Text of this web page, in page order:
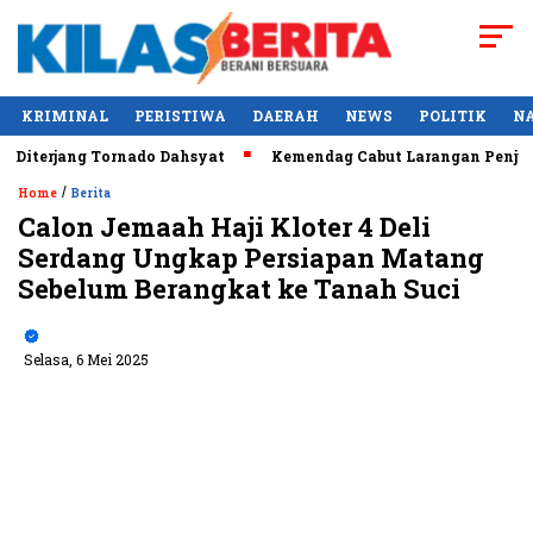
KRIMINAL PERISTIWA DAERAH NEWS POLITIK
Tornado Dahsyat Kemendag Cabut Larangan Penjualan
Home / Berita
Calon Jemaah Haji Kloter 4 Deli
Serdang Ungkap Persiapan Matang
Sebelum Berangkat ke Tanah Suci
Selasa, 6 Mei 2025